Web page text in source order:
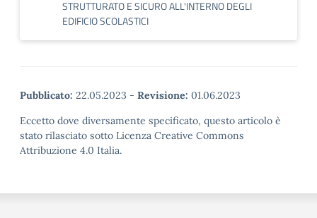
STRUTTURATO E SICURO ALL'INTERNO DEGLI
EDIFICIO SCOLASTICI
Pubblicato: 22.05.2023 - Revisione: 01.06.2023
Eccetto dove diversamente specificato, questo articolo è
stato rilasciato sotto Licenza Creative Commons
Attribuzione 4.0 Italia.